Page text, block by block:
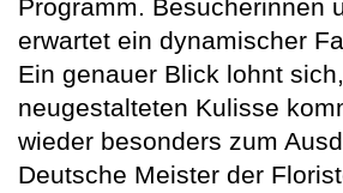
Programm. Besucherinnen
erwartet ein dynamischer
Ein genauer Blick lohnt
neugestalteten Kulisse
wieder besonders zum
Deutsche Meister der